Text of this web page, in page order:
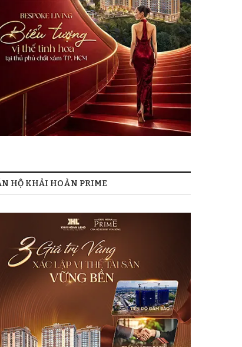
HỘ KHẢI HOÀN PRIME